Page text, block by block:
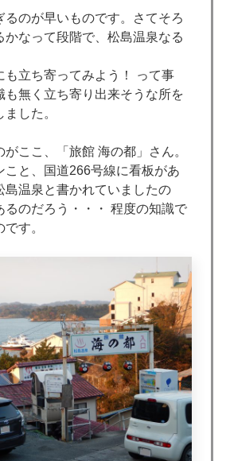
るのが早いものです。さてそろ
かなって段階で、松島温泉なる
も立ち寄ってみよう！ って事
も無く立ち寄り出来そうな所を
した。
ここ、「旅館 海の都」さん。
こと、国道266号線に看板があ
島温泉と書かれていましたの
るのだろう・・・ 程度の知識で
す。